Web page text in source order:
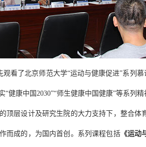
观看了北京师范大学“运动与健康促进”系列
“健康中国2030”“师生健康中国健康”等系列
顶层设计及研究生院的大力支持下，整合
而成的，为国内首创。系列课程包括《运动